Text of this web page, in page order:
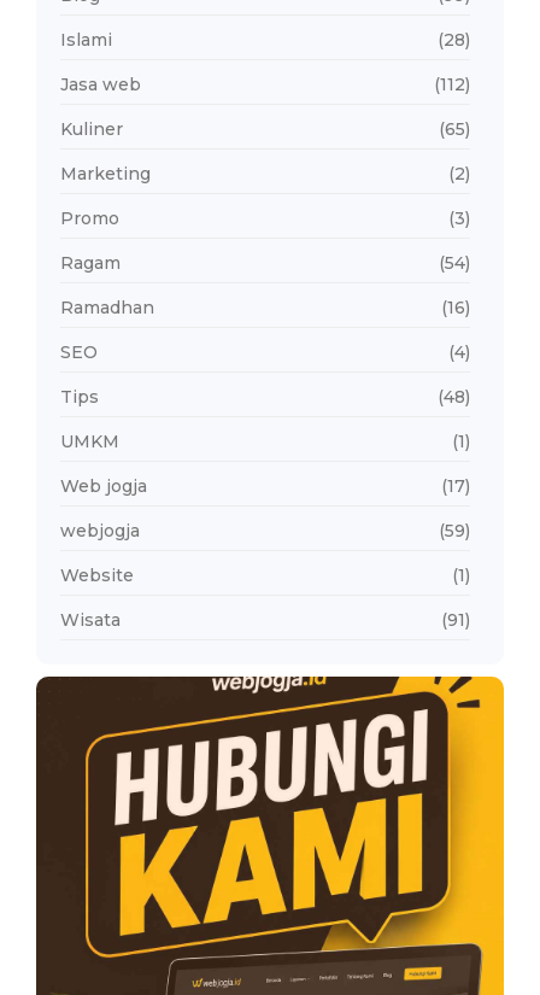
Islami (28)
Jasa web (112)
Kuliner (65)
Marketing (2)
Promo (3)
Ragam (54)
Ramadhan (16)
SEO (4)
Tips (48)
UMKM (1)
Web jogja (17)
webjogja (59)
Website (1)
Wisata (91)